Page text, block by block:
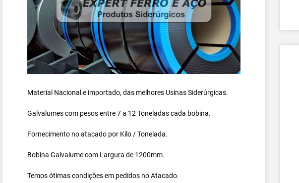
Material Nacional e importado, das melhores Usinas Siderúrgicas.
Galvalumes com pesos entre 7 a 12 Toneladas cada bobina.
Fornecimento no atacado por Kilo / Tonelada.
Bobina Galvalumecom Largura de 1200mm.
Temos ótimas condições em pedidos no Atacado.